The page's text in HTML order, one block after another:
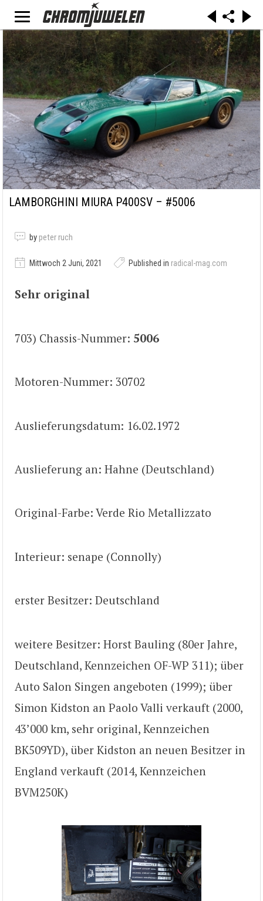
LAMBORGHINI MIURA P400SV – #5006
by peter ruch
Mittwoch 2 Juni, 2021 Published in radical-mag.com
Sehr original
703) Chassis-Nummer: 5006
Motoren-Nummer: 30702
Auslieferungsdatum: 16.02.1972
Auslieferung an: Hahne (Deutschland)
Original-Farbe: Verde Rio Metallizzato
Interieur: senape (Connolly)
erster Besitzer: Deutschland
weitere Besitzer: Horst Bauling (80er Jahre,
Deutschland, Kennzeichen OF-WP 311); über
Auto Salon Singen angeboten (1999); über
Simon Kidston an Paolo Valli verkauft (2000,
43’000 km, sehr original, Kennzeichen
BK509YD), über Kidston an neuen Besitzer in
England verkauft (2014, Kennzeichen
BVM250K)